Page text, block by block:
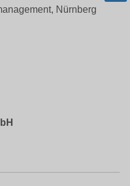
Nürnberg